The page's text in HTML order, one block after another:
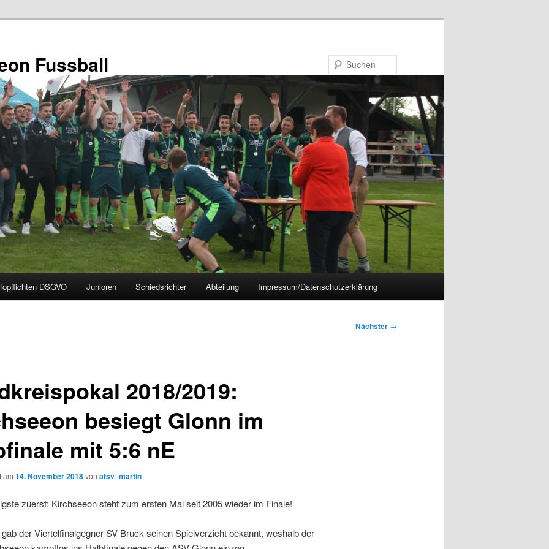
Fussball
DSGVO Junioren Schiedsrichter Abteilung Impressum/Datenschutzerklärung
Nächster →
2018/2019:
besiegt Glonn im
mit 5:6 nE
am 14. November 2018von atsv_martin
zuerst: Kirchseeon steht zum ersten Mal seit 2005 wieder im Finale!
der Viertelfinalgegner SV Bruck seinen Spielverzicht bekannt, weshalb der